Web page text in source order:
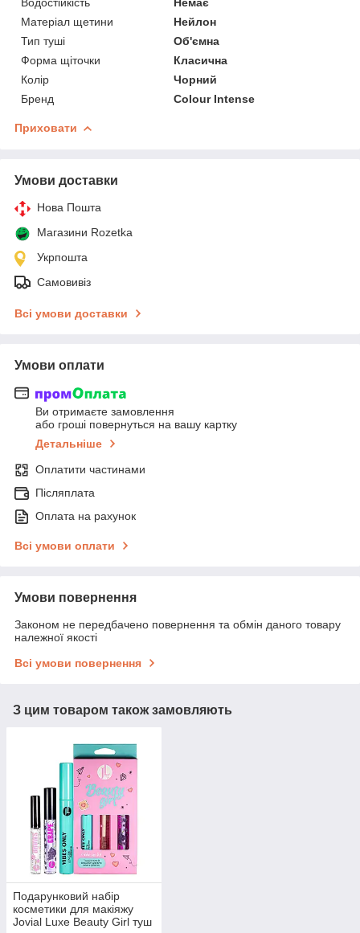
Матеріал щетини
Нейлон
Тип туші
Об'ємна
Форма щіточки
Класична
Колір
Чорний
Бренд
Colour Intense
Приховати
Умови доставки
Нова Пошта
Магазини Rozetka
Укрпошта
Самовивіз
Всі умови доставки
Умови оплати
Ви отримаєте замовлення
або гроші повернуться на вашу картку
Детальніше
Оплатити частинами
Післяплата
Оплата на рахунок
Всі умови оплати
Умови повернення
Законом не передбачено повернення та обмін даного товару
належної якості
Всі умови повернення
З цим товаром також замовляють
Подарунковий набір
косметики для макіяжу
Jovial Luxe Beauty Girl туш